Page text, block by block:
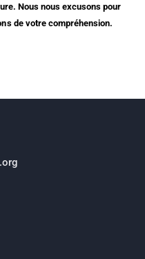
Nous nous excusons pour
de votre compréhension.